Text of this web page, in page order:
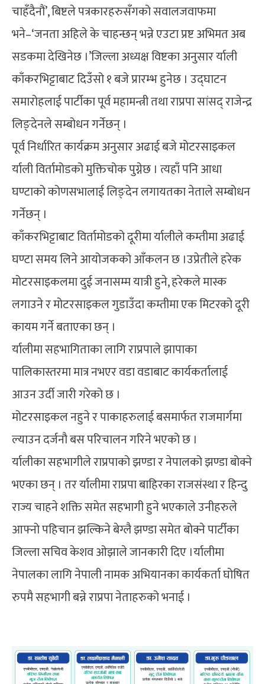
चाहँदैनौं’, बिष्टले पत्रकारहरुसँगको सवालजवाफमा
भने–‘जनता अहिले के चाहन्छन् भन्ने एउटा प्रष्ट अभिमत अब
सडकमा देखिनेछ ।’जिल्ला अध्यक्ष विष्टका अनुसार र्याली
काँकरभिट्टाबाट दिउँसो १ बजे प्रारम्भ हुनेछ । उद्घाटन
समारोहलाई पार्टीका पूर्व महामन्त्री तथा राप्रपा सांसद् राजेन्द्र
लिङ्देनले सम्बोधन गर्नेछन् ।
पूर्व निर्धारित कार्यक्रम अनुसार अढाई बजे मोटरसाइकल
र्याली विर्तामोडको मुक्तिचोक पुग्नेछ । त्यहाँ पनि आधा
घण्टाको कोणसभालाई लिङ्देन लगायतका नेताले सम्बोधन
गर्नेछन् ।
काँकरभिट्टाबाट विर्तामोडको दूरीमा र्यालीले कम्तीमा अढाई
घण्टा समय लिने आयोजकको आँकलन छ ।उप्रेतीले हरेक
मोटरसाइकलमा दुई जनासम्म यात्री हुने, हरेकले मास्क
लगाउने र मोटरसाइकल गुडाउँदा कम्तीमा एक मिटरको दूरी
कायम गर्ने बताएका छन् ।
र्यालीमा सहभागिताका लागि राप्रपाले झापाका
पालिकास्तरमा मात्र नभएर वडा वडाबाट कार्यकर्तालाई
आउन उर्दी जारी गरेको छ ।
मोटरसाइकल नहुने र पाकाहरुलाई बसमार्फत राजमार्गमा
ल्याउन दर्जनौ बस परिचालन गरिने भएको छ ।
र्यालीका सहभागीले राप्रपाको झण्डा र नेपालको झण्डा बोक्ने
भएका छन् । तर र्यालीमा राप्रपा बाहिरका राजसंस्था र हिन्दु
राज्य चाहने शक्ति समेत सहभागी हुने भएकाले उनीहरुले
आफ्नो पहिचान झल्किने बेग्लै झण्डा समेत बोक्ने पार्टीका
जिल्ला सचिव केशव ओझाले जानकारी दिए ।र्यालीमा
नेपालका लागि नेपाली नामक अभियानका कार्यकर्ता घोषित
रुपमै सहभागी बन्ने राप्रपा नेताहरुको भनाई ।